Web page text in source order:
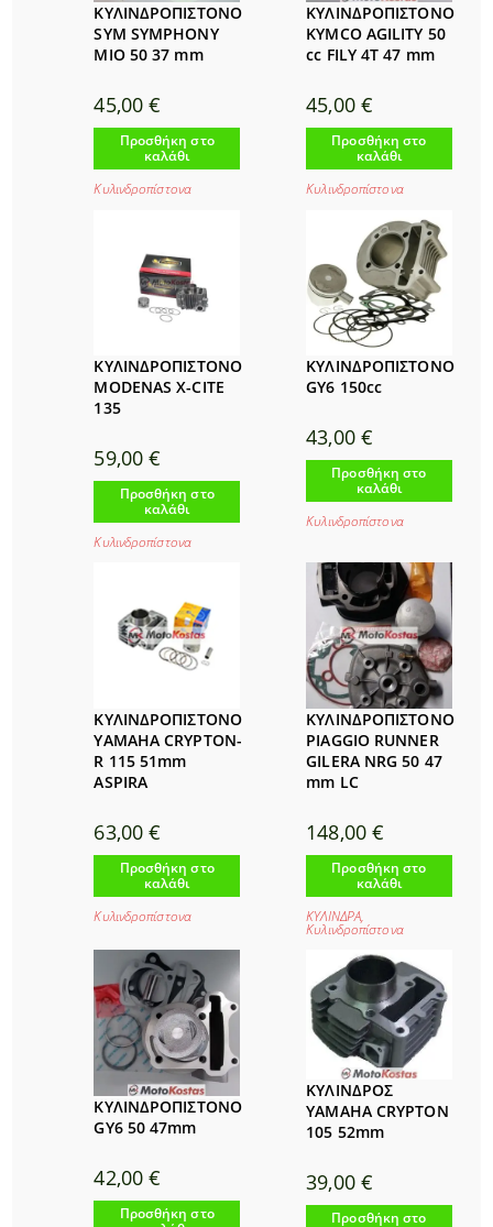
ΚΥΛΙΝΔΡΟΠΙΣΤΟΝΟ
SYM SYMPHONY
MIO 50 37 mm
45,00€
Προσθήκη στο
καλάθι
Κυλινδροπίστονα
ΚΥΛΙΝΔΡΟΠΙΣΤΟΝΟ
KYMCO AGILITY 50
cc FILY 4T 47 mm
45,00 €
Προσθήκη στο
καλάθι
Κυλινδροπίστονα
ΚΥΛΙΝΔΡΟΠΙΣΤΟΝΟ
MODENAS X-CITE
135
59,00€
Προσθήκη στο
καλάθι
Κυλινδροπίστονα
ΚΥΛΙΝΔΡΟΠΙΣΤΟΝΟ
GY6 150cc
43,00 €
Προσθήκη στο
καλάθι
Κυλινδροπίστονα
ΚΥΛΙΝΔΡΟΠΙΣΤΟΝΟ
YAMAHA CRYPTON-
R 115 51mm
ASPIRA
63,00€
Προσθήκη στο
καλάθι
Κυλινδροπίστονα
ΚΥΛΙΝΔΡΟΠΙΣΤΟΝΟ
PIAGGIO RUNNER
GILERA NRG 50 47
mm LC
148,00 €
Προσθήκη στο
καλάθι
ΚΥΛΙΝΔΡΑ,
Κυλινδροπίστονα
ΚΥΛΙΝΔΡΟΠΙΣΤΟΝΟ
GY6 50 47mm
42,00€
Προσθήκη στο
ΚΥΛΙΝΔΡΟΣ
YAMAHA CRYPTON
105 52mm
39,00 €
Προσθήκη στο